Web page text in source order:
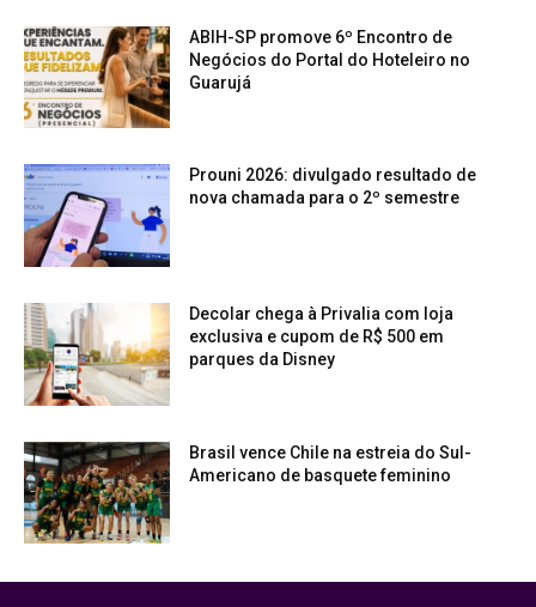
ABIH-SP promove 6º Encontro de
Negócios do Portal do Hoteleiro no
Guarujá
Prouni 2026: divulgado resultado de
nova chamada para o 2º semestre
Decolar chega à Privalia com loja
exclusiva e cupom de R$ 500 em
parques da Disney
Brasil vence Chile na estreia do Sul-
Americano de basquete feminino